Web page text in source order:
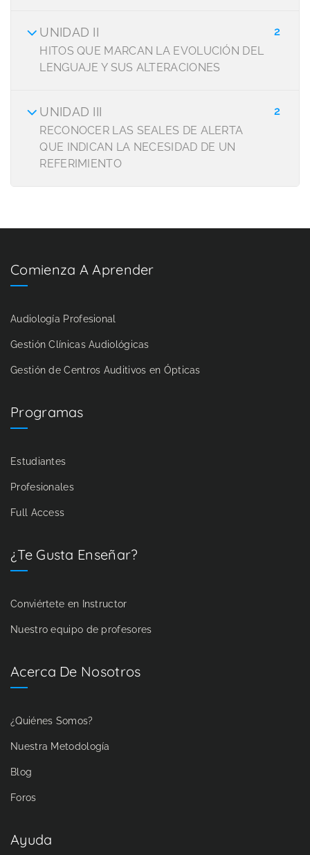
UNIDAD II
HITOS QUE MARCAN LA EVOLUCIÓN DEL
LENGUAJE Y SUS ALTERACIONES
2
UNIDAD III
RECONOCER LAS SEALES DE ALERTA
QUE INDICAN LA NECESIDAD DE UN
REFERIMIENTO
2
Comienza A Aprender
Audiología Profesional
Gestión Clínicas Audiológicas
Gestión de Centros Auditivos en Ópticas
Programas
Estudiantes
Profesionales
Full Access
¿Te Gusta Enseñar?
Conviértete en Instructor
Nuestro equipo de profesores
Acerca De Nosotros
¿Quiénes Somos?
Nuestra Metodología
Blog
Foros
Ayuda